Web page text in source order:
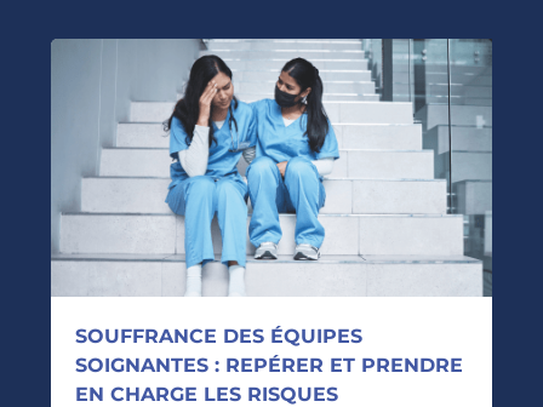
SOUFFRANCE DES ÉQUIPES
SOIGNANTES : REPÉRER ET PRENDRE
EN CHARGE LES RISQUES